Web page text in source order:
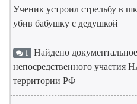
Ученик устроил стрельбу в
убив бабушку с дедушкой
1 Найдено
непосредственного участия
территории РФ